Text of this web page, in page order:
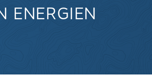
ENERGIEN